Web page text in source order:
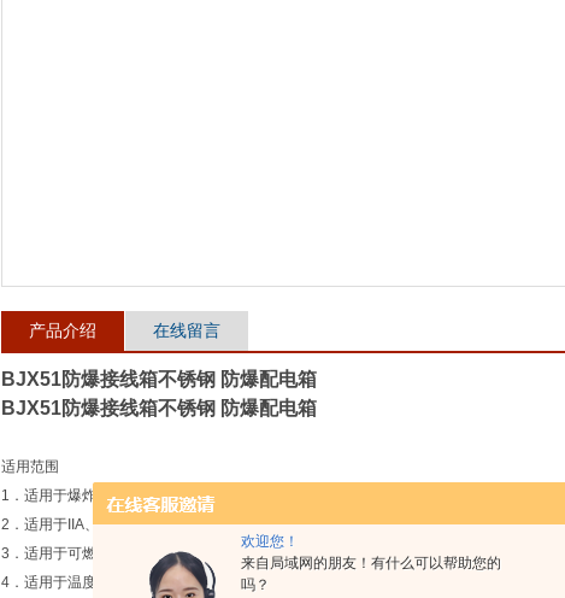
欢迎您！
来自局域网的朋友！有什么可以帮助您的
吗？
产品介绍 在线留言
BJX51防爆接线箱不锈钢 防爆配电箱
BJX51防爆接线箱不锈钢 防爆配电箱
适用范围
1．适用于爆炸性气体环境1区、2区危险场所；
2．适用于IIA、IIB、IIC级爆炸性气体环境；
3．适用于可燃性粉尘环境20区、21区、22区；
4．适用于温度组别为T1—T6的环境；